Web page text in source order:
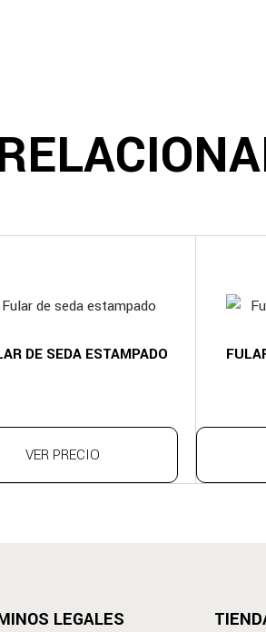
DE SEDA ESTAMPADO
VER PRECIO
LEGALES